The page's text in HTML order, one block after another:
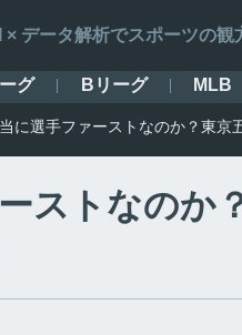
× データ解析でスポーツの観
グ Bリーグ MLB
に選手ファーストなのか？東京
ストなのか